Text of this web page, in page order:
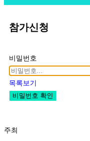
참가신청
비밀번호
목록보기
비밀번호 확인
주최